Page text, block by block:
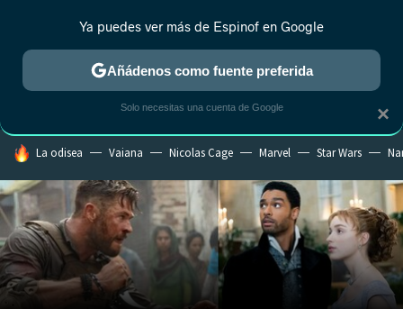
ESTRENOS REALITY ANIME RANKINGS CINE
HOY SE HABLA DE
La odisea Vaiana Nicolas Cage Marvel Star Wars
×
Ya puedes ver más de Espinof en Google
Añádenos como fuente preferida
Solo necesitas una cuenta de Google